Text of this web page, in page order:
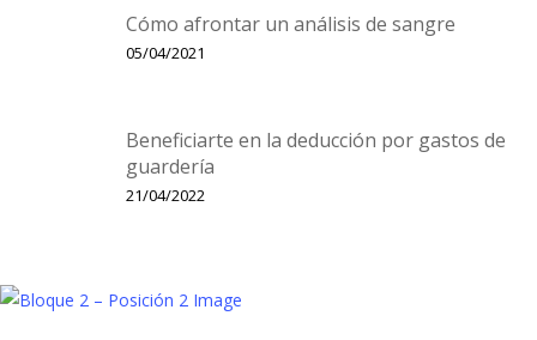
Cómo afrontar un análisis de sangre
05/04/2021
Beneficiarte en la deducción por gastos de
guardería
21/04/2022